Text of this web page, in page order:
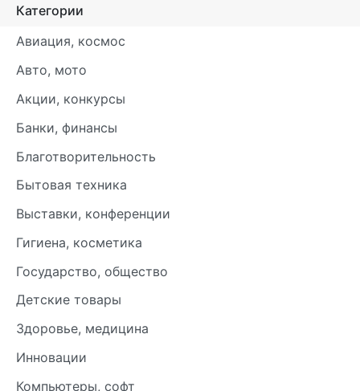
Категории
Авиация, космос
Авто, мото
Акции, конкурсы
Банки, финансы
Благотворительность
Бытовая техника
Выставки, конференции
Гигиена, косметика
Государство, общество
Детские товары
Здоровье, медицина
Инновации
Компьютеры, софт